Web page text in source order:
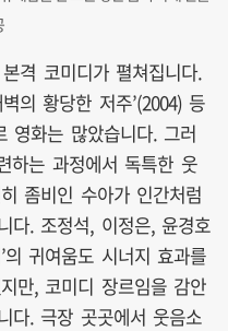
격 코미디가 펼쳐집니다.
의 황당한 저주’(2004) 등
영화는 많았습니다. 그러
하는 과정에서 독특한 웃
좀비인 수아가 인간처럼
다. 조정석, 이정은, 윤경호
의 귀여움도 시너지 효과를
만, 코미디 장르임을 감안
다. 극장 곳곳에서 웃음소